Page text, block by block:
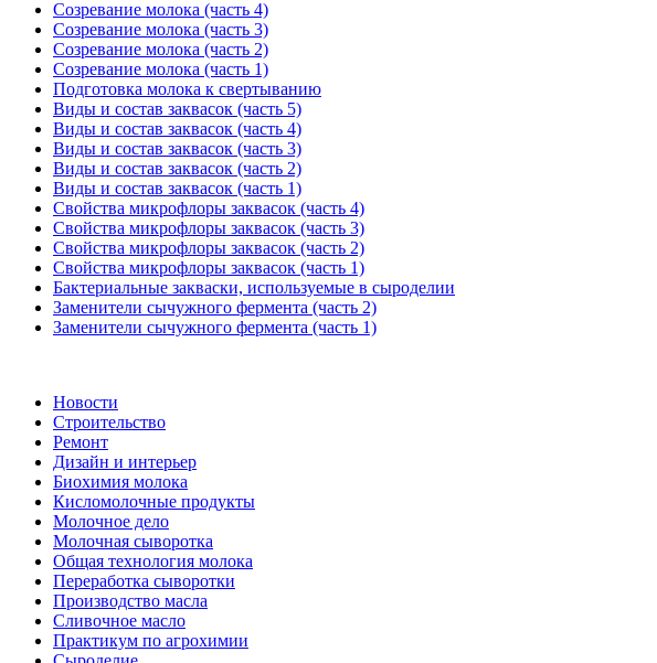
Созревание молока (часть 4)
Созревание молока (часть 3)
Созревание молока (часть 2)
Созревание молока (часть 1)
Подготовка молока к свертыванию
Виды и состав заквасок (часть 5)
Виды и состав заквасок (часть 4)
Виды и состав заквасок (часть 3)
Виды и состав заквасок (часть 2)
Виды и состав заквасок (часть 1)
Свойства микрофлоры заквасок (часть 4)
Свойства микрофлоры заквасок (часть 3)
Свойства микрофлоры заквасок (часть 2)
Свойства микрофлоры заквасок (часть 1)
Бактериальные закваски, используемые в сыроделии
Заменители сычужного фермента (часть 2)
Заменители сычужного фермента (часть 1)
Новости
Строительство
Ремонт
Дизайн и интерьер
Биохимия молока
Кисломолочные продукты
Молочное дело
Молочная сыворотка
Общая технология молока
Переработка сыворотки
Производство масла
Сливочное масло
Практикум по агрохимии